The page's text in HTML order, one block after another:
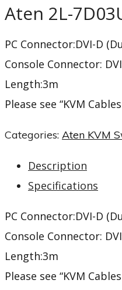
Aten 2L-
PC Connector:DVI-D
Console Connector:
Length:3m
Please see “KVM
Categories: Aten KVM
Description
Specifications
PC Connector:DVI-D
Console Connector:
Length:3m
Please see “KVM